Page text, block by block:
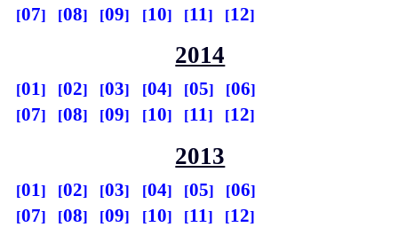
07
08 09 10 11 12
2014
01 02 03 04 05
06
07
08 09 10 11 12
2013
01 02 03 04 05
06
07
08 09 10 11 12